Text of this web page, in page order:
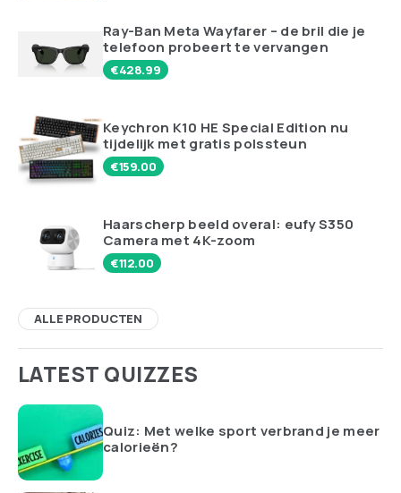
Ray-Ban Meta Wayfarer – de bril die je
telefoon probeert te vervangen
€428.99
Keychron K10 HE Special Edition nu
tijdelijk met gratis polssteun
€159.00
Haarscherp beeld overal: eufy S350
Camera met 4K-zoom
€112.00
ALLE PRODUCTEN
LATEST QUIZZES
Quiz: Met welke sport verbrand je meer
calorieën?